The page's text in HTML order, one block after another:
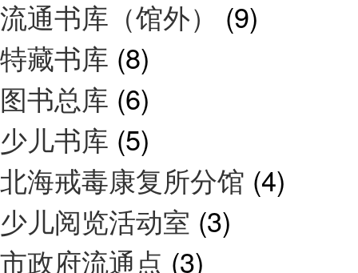
流通书库（馆外） (9)
特藏书库 (8)
图书总库 (6)
少儿书库 (5)
北海戒毒康复所分馆 (4)
少儿阅览活动室 (3)
市政府流通点 (3)